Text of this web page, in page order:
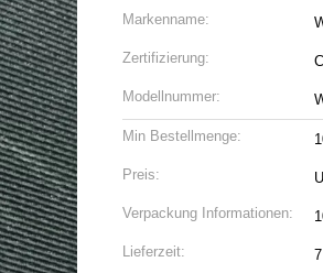
Markenname:
Zertifizierung:
Modellnummer:
Min Bestellmenge:
Preis:
Verpackung Informationen:
Lieferzeit: